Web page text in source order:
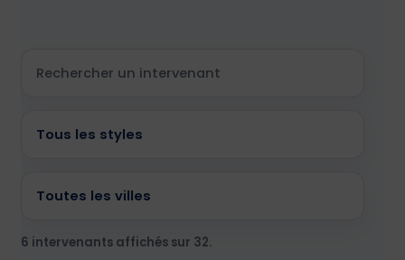
6 intervenants affichés sur 32.